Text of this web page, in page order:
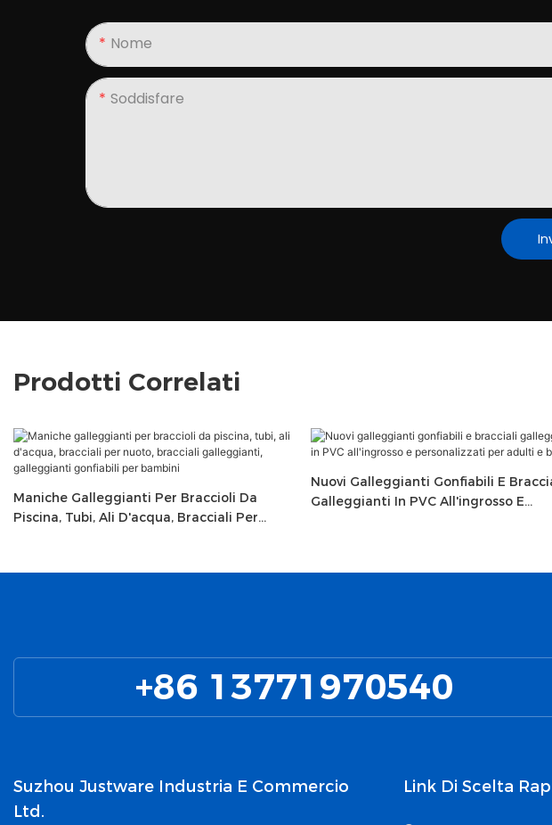
Nome
Soddisfare
Prodotti Correlati
Maniche Galleggianti Per Braccioli Da
Piscina, Tubi, Ali D'acqua, Bracciali Per
Nuovi Galleggianti Gonfiabili E
Galleggianti In PVC All'ingrosso E
+86 13771970540
Suzhou Justware Industria E Commercio
Ltd.
Link Di Scelta